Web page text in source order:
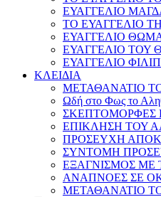
ΕΥΑΓΓΕΛΙΟ
ΤΟ ΕΥΑΓΓΕΛΙΟ
ΕΥΑΓΓΕΛΙΟ
ΕΥΑΓΓΕΛΙΟ ΤΟΥ
ΕΥΑΓΓΕΛΙΟ
ΚΛΕΙΔΙΑ
ΜΕΤΑΘΑΝΑΤΙΟ
Ωδή στο Φως το
ΣΚΕΠΤΟΜΟΡΦΕΣ
ΕΠΙΚΛΗΣΗ ΤΟΥ
ΠΡΟΣΕΥΧΗ
ΣΥΝΤΟΜΗ
ΕΞΑΓΝΙΣΜΟΣ ΜΕ
ΑΝΑΠΝΟΕΣ ΣΕ
ΜΕΤΑΘΑΝΑΤΙΟ